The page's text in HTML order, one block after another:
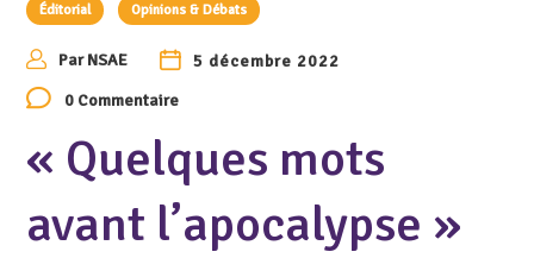
Éditorial Opinions & Débats
ParNSAE
5 décembre 2022
0 Commentaire
« Quelques mots
avant l’apocalypse »